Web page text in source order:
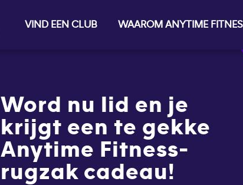
VIND EEN CLUB WAAROM ANYTIME
Word nu lid en je
krijgt een te gekke
Anytime Fitness-
rugzak cadeau!